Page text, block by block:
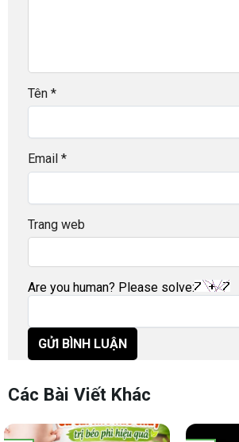
Tên *
Email *
Trang web
Are you human? Please solve:
Các Bài Viết Khác